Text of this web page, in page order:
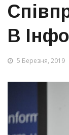
В
5 Березня, 2019